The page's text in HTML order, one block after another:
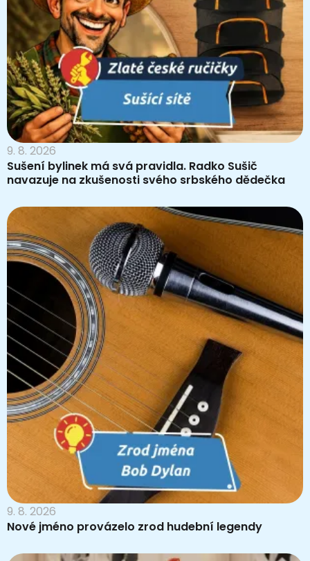
9. 8. 2026
Sušení bylinek má svá pravidla. Radko Sušič
navazuje na zkušenosti svého srbského dědečka
9. 8. 2026
Nové jméno provázelo zrod hudební legendy